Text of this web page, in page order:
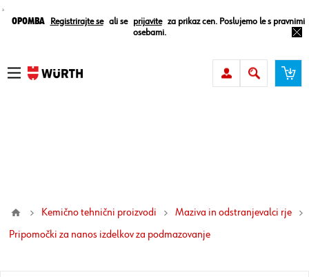
¸
Opomba Registrirajte se ali se prijavite
za prikaz cen. Poslujemo le s pravnimi
osebami.
Kemično tehnični proizvodi
Maziva in odstranjevalci rje
pripomočki za nanos izdelkov za podmazovanje